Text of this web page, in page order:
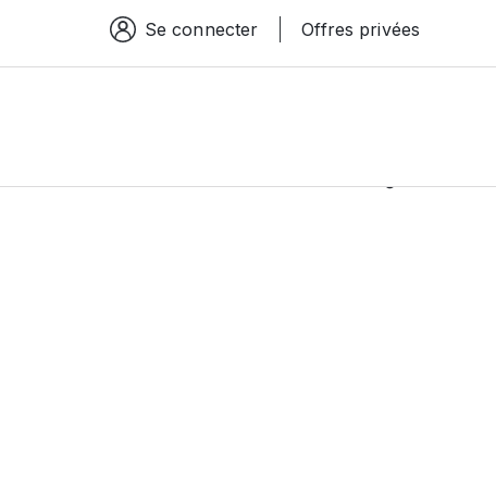
Espace connexion
Se connecter Offres privées